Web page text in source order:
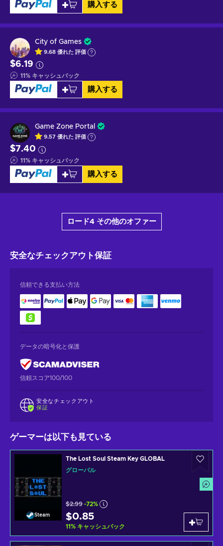
購入する
City of Games
9.68 優れた 評価
$6.19
11% キャッシュバック
購入する
Game Zone Portal
9.57 優れた 評価
$7.40
11% キャッシュバック
購入する
ロード4 その他のオファー
安全なチェックアウト保証
信頼できる支払い方法
データの暗号化と保護
信頼スコア100/100
安全なチェックアウト
保証
ゲーマーは以下も見ている
Steam
The Lost Soul Steam Key GLOBAL
グローバル
$2.99 -72%
$0.85
11% キャッシュバック